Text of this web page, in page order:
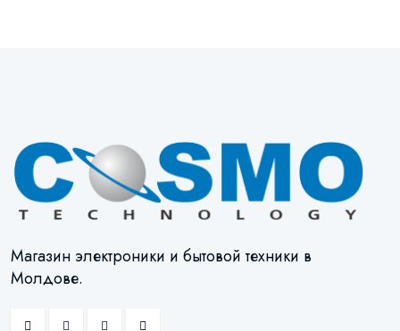
Магазин электроники и бытовой техники в
Молдове.